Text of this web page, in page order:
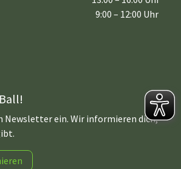
9:00 – 12:00 Uhr
Newsletter ein. Wir informieren dich,